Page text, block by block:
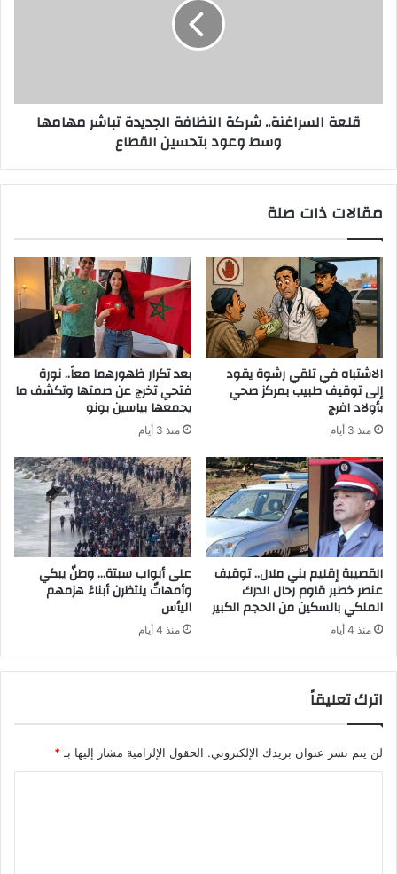
قلعة السراغنة.. شركة النظافة الجديدة تباشر مهامها
وسط وعود بتحسين القطاع
مقالات ذات صلة
الاشتباه في تلقي رشوة يقود
إلى توقيف طبيب بمركز صحي
بأولاد افرج
منذ 3 أيام
بعد تكرار ظهورهما معاً.. نورة
فتحي تخرج عن صمتها وتكشف ما
يجمعها بياسين بونو
منذ 3 أيام
القصيبة إقليم بني ملال.. توقيف
عنصر خطبر قاوم رحال الدرك
الملكي بالسكين من الحجم الكبير
منذ 4 أيام
على أبواب سبتة… وطنٌ يبكي
وأمهاتٌ ينتظرن أبناءً هزمهم
اليأس
منذ 4 أيام
اترك تعليقاً
لن يتم نشر عنوان بريدك الإلكتروني. الحقول الإلزامية مشار إليها بـ *